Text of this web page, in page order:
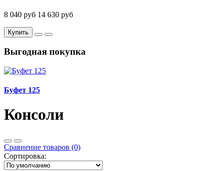
8 040 руб 14 630 руб
Купить
Выгодная покупка
Буфет 125
Консоли
Сравнение товаров (0)
Сортировка: